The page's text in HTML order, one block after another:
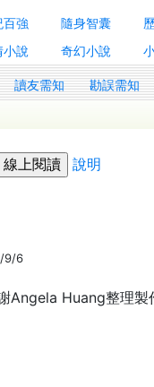
百強 隨身智囊
小說
奇幻小說
讀友需知 勘誤需知
說明
9/6
Angela Huang整理